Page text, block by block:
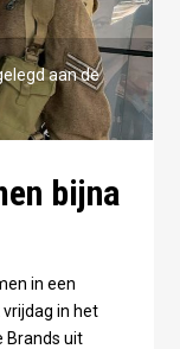
aan de
bijna
in een
in het
Brands uit